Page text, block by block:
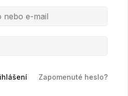
Zapomenuté heslo?